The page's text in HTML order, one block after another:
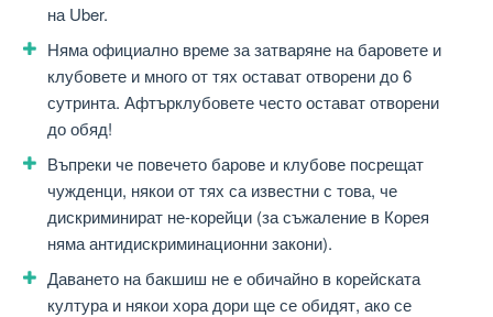
на Uber.
Няма официално време за затваряне на баровете и
клубовете и много от тях остават отворени до 6
сутринта. Афтърклубовете често остават отворени
до обяд!
Въпреки че повечето барове и клубове посрещат
чужденци, някои от тях са известни с това, че
дискриминират не-корейци (за съжаление в Корея
няма антидискриминационни закони).
Даването на бакшиш не е обичайно в корейската
култура и някои хора дори ще се обидят, ако се